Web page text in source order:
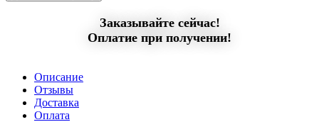
Заказывайте сейчас!
Оплатие при получении!
Описание
Отзывы
Доставка
Оплата